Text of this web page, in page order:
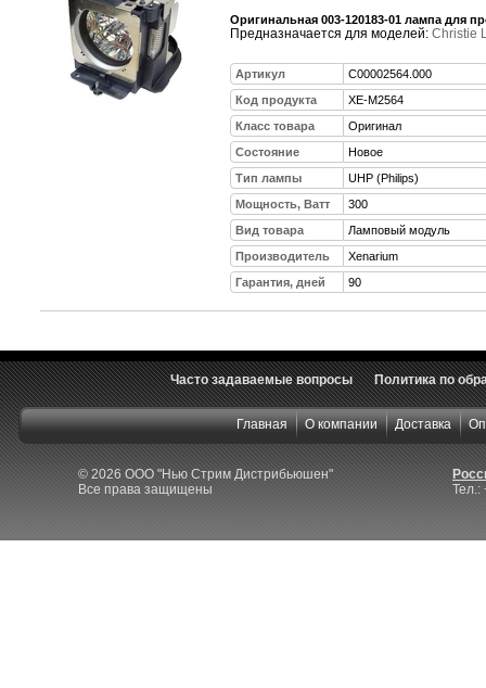
Оригинальная 003-120183-01 лампа для
Предназначается для моделей: Christie
Артикул
C00002564.000
Код продукта
XE-M2564
Класс товара
Оригинал
Состояние
Новое
Тип лампы
UHP (Philips)
Мощность, Ватт
300
Вид товара
Ламповый модуль
Производитель
Xenarium
Гарантия, дней
90
Часто задаваемые вопросы Политика по
Главная О компании Доставка
© 2026 ООО "Нью Стрим Дистрибьюшен"
Все права защищены
Тел.: